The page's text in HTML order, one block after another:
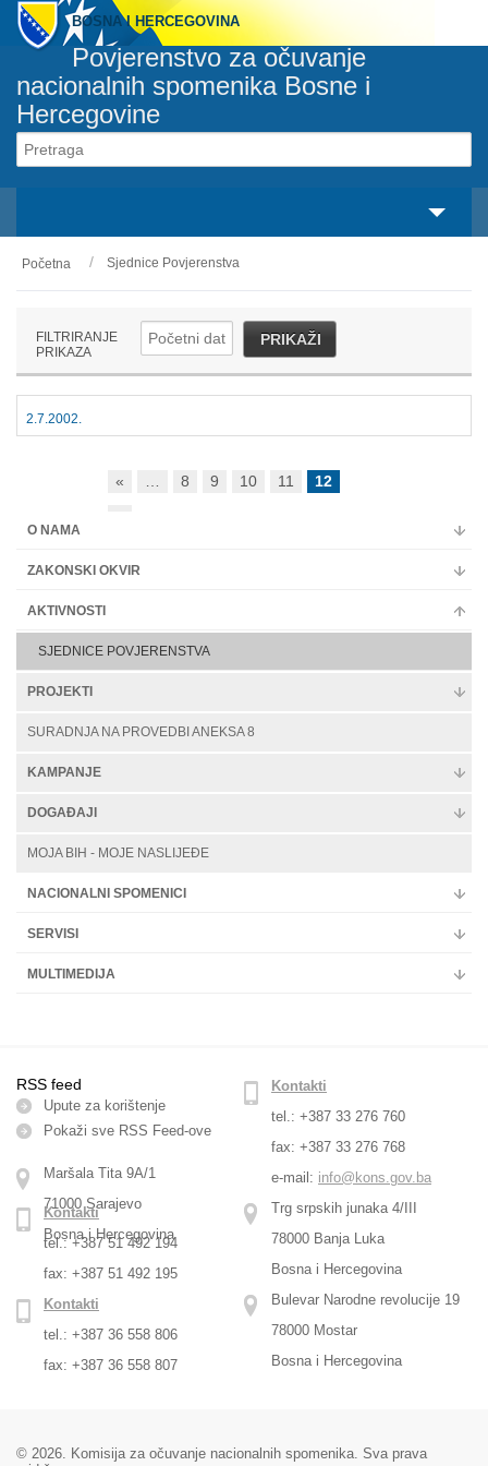
BOSNA I HERCEGOVINA
Povjerenstvo za očuvanje
nacionalnih spomenika Bosne i
Hercegovine
O nama
Nacionalni spomenici
Početna Sjednice Povjerenstva
FILTRIRANJE
PRIKAZA
PRIKAŽI
2.7.2002.
« 8 9 10 11
12
O NAMA
ZAKONSKI OKVIR
AKTIVNOSTI
SJEDNICE POVJERENSTVA
PROJEKTI
SURADNJA NA PROVEDBI ANEKSA 8
KAMPANJE
DOGAĐAJI
MOJA BIH - MOJE NASLIJEĐE
NACIONALNI SPOMENICI
SERVISI
MULTIMEDIJA
RSS feed
Upute za korištenje
Pokaži sve RSS Feed-оve
Maršala Tita 9A/1
71000 Sarajevo
Bosna i Hercegovina
Kontakti
tel.: +387 33 276 760
fax: +387 33 276 768
e-mail: info@kons.gov.ba
Trg srpskih junaka 4/III
78000 Banja Luka
Bosna i Hercegovina
Kontakti
tel.: +387 51 492 194
fax: +387 51 492 195
Bulevar Narodne revolucije 19
78000 Mostar
Bosna i Hercegovina
Kontakti
tel.: +387 36 558 806
fax: +387 36 558 807
© 2026. Komisija za očuvanje nacionalnih spomenika. Sva prava